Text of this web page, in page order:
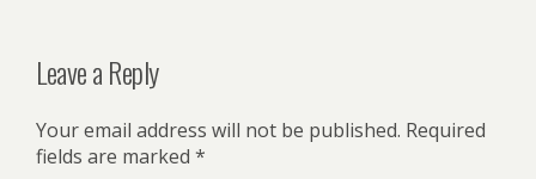
Leave a Reply
Your email address will not be published. Required
fields are marked *